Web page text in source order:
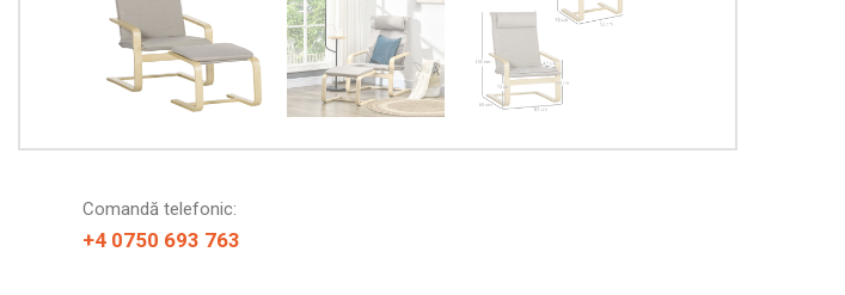
Comandă telefonic:
+4 0750 693 763